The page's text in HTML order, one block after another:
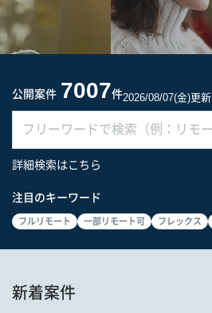
公開案件 7007件2026/08/07(金)更新
詳細検索はこちら
注目のキーワード
フルリモート 一部リモート可 フレックス
新着案件